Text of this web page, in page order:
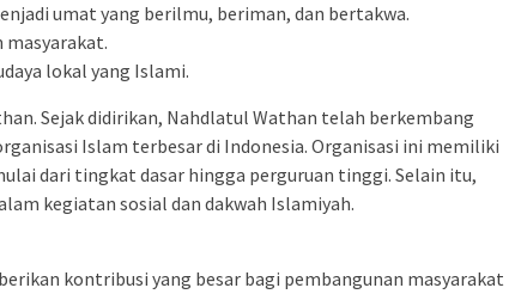
umat yang berilmu, beriman, dan bertakwa.
masyarakat.
lokal yang Islami.
Sejak didirikan, Nahdlatul Wathan telah berkembang
Islam terbesar di Indonesia. Organisasi ini memiliki
dari tingkat dasar hingga perguruan tinggi. Selain itu,
kegiatan sosial dan dakwah Islamiyah.
kontribusi yang besar bagi pembangunan masyarakat